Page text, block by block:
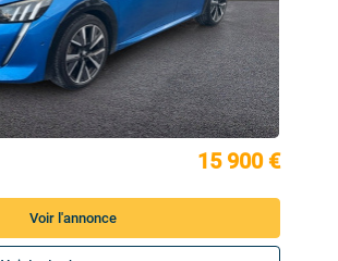
15 900 €
Voir l'annonce